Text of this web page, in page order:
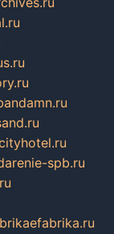
spb.ru